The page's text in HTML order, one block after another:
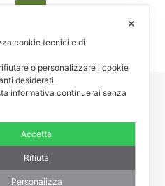
Scegli
& Spinosa
– Via Teodora Bresciani, 40 –
– Tel/Fax +39 0365
✕
cookie tecnici e di
o personalizzare i cookie
desiderati.
informativa continuerai senza
Accetta
Rifiuta
Personalizza